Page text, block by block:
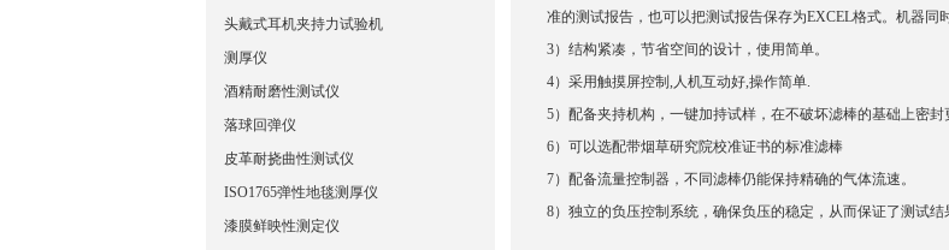
准的测试报告，也可以把测试报告保存为EXCEL格式。机器同
3）结构紧凑，节省空间的设计，使用简单。
4）采用触摸屏控制,人机互动好,操作简单.
5）配备夹持机构，一键加持试样，在不破坏滤棒的基础上密
6）可以选配带烟草研究院校准证书的标准滤棒
7）配备流量控制器，不同滤棒仍能保持精确的气体流速。
8）独立的负压控制系统，确保负压的稳定，从而保证了测试结
头戴式耳机夹持力试验机
测厚仪
酒精耐磨性测试仪
落球回弹仪
皮革耐挠曲性测试仪
ISO1765弹性地毯测厚仪
漆膜鲜映性测定仪